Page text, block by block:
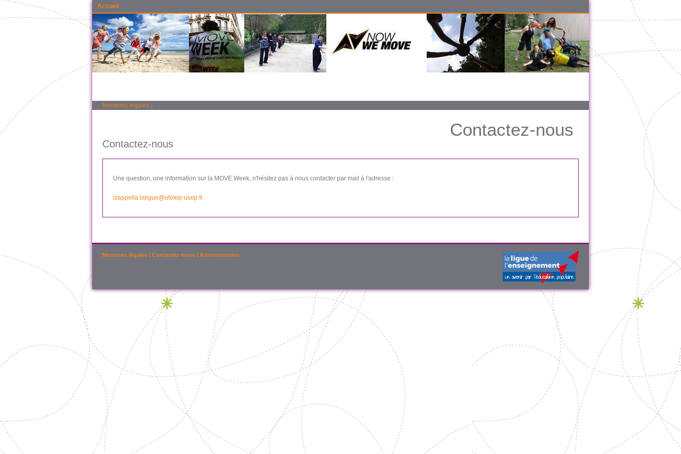
Accueil
Mentions légales
Contactez-nous
Contactez-nous
Une question, une information sur la MOVE Week, n'hésitez pas à nous contacter par mail à l'adresse :
lzappella.laligue@ufolep-usep.fr
Mentions légales | Contactez-nous | Administration